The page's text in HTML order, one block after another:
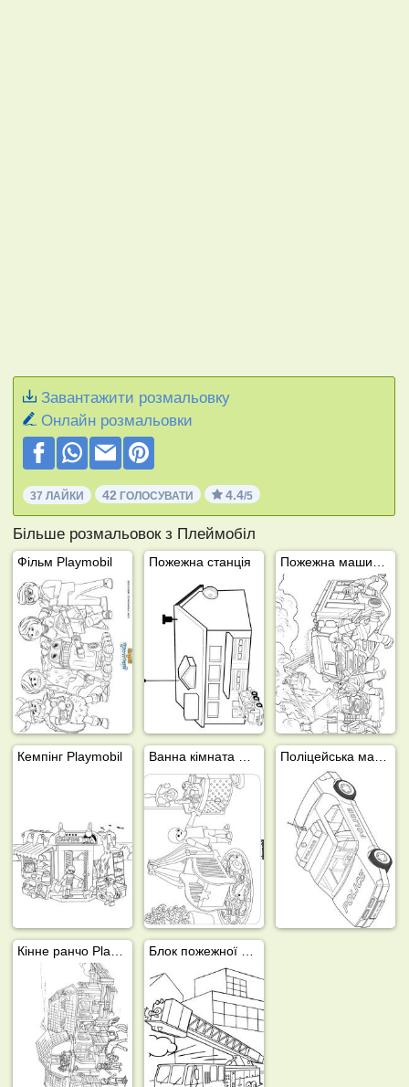
Завантажити розмальовку
Онлайн розмальовки
37 ЛАЙКИ 42 ГОЛОСУВАТИ 4.4/5
Більше розмальовок з Плеймобіл
Фільм Playmobil Пожежна станція
Кемпінг Playmobil